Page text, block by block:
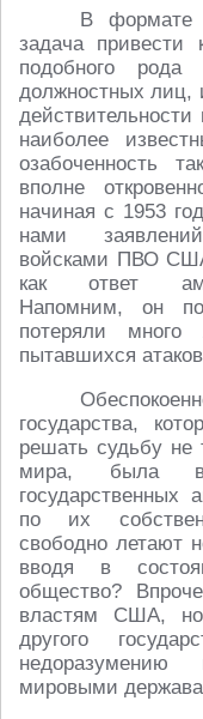
В формате
задача привести
подобного рода
должностных лиц,
наиболее
озабоченность
вполне
начиная с 1953
нами
войсками ПВО
как ответ
Напомним, он
потеряли
пытавшихся
государства,
решать судьбу не
мира, была
государственных
по их
свободно летают
вводя в
общество?
властям США,
другого
мировыми